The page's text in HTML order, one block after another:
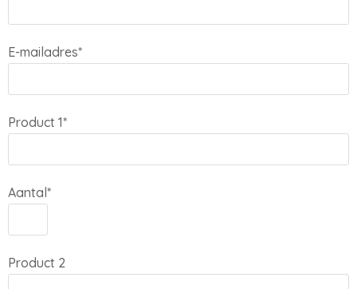
E-mailadres*
Product 1*
Aantal*
Product 2